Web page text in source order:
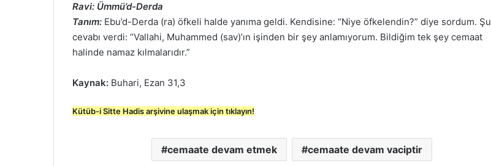
Ravi: Ümmü’d-Derda
Tanım: Ebu’d-Derda (ra) öfkeli halde yanıma geldi. Kendisine: “Niye öfkelendin?” diye sordum. Şu
cevabı verdi: “Vallahi, Muhammed (sav)’ın işinden bir şey anlamıyorum. Bildiğim tek şey cemaat
halinde namaz kılmalarıdır.”
Kaynak: Buhari, Ezan 31,3
Kütüb-i Sitte Hadis arşivine ulaşmak için tıklayın!
cemaate devam etmek cemaate devam vaciptir